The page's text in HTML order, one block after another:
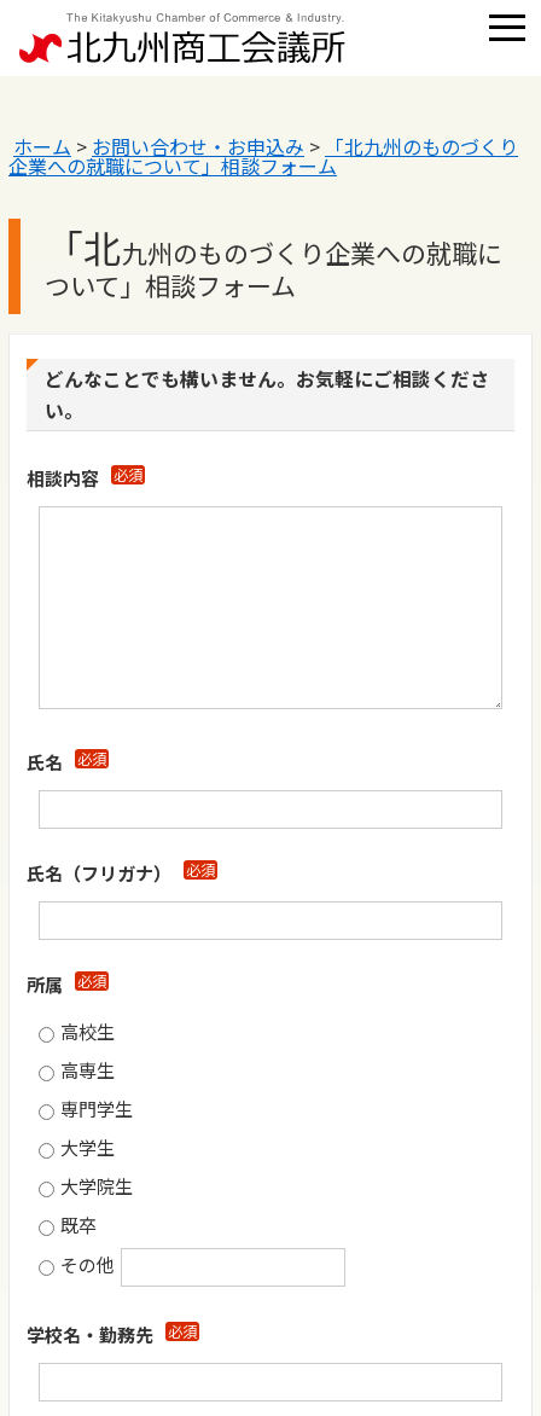
ホーム > お問い合わせ・お申込み > 「北九州のものづくり
企業への就職について」相談フォーム
「北九州のものづくり企業への就職に
ついて」相談フォーム
どんなことでも構いません。お気軽にご相談くださ
い。
相談内容 必須
氏名 必須
氏名（フリガナ） 必須
所属 必須
高校生
高専生
専門学生
大学生
大学院生
既卒
その他
学校名・勤務先 必須